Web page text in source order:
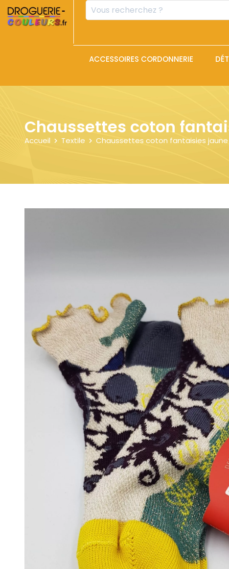
Mots
clés
ACCESSOIRES CORDONNERIE
Chaussettes coton
Accueil Textile Chaussettes coton fantaisies jaune
Panneau de gestion des cookies